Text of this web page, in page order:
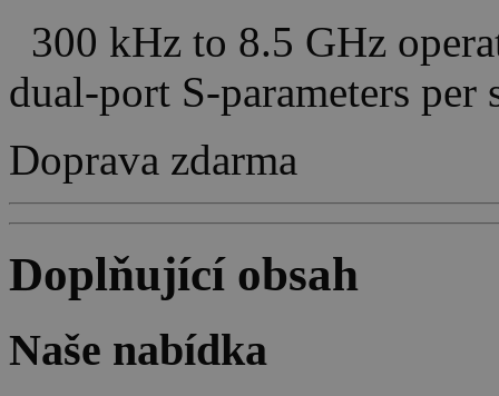
300 kHz to 8.5 GHz
dual-port S-parameters
Doprava zdarma
Doplňující obsah
Naše nabídka